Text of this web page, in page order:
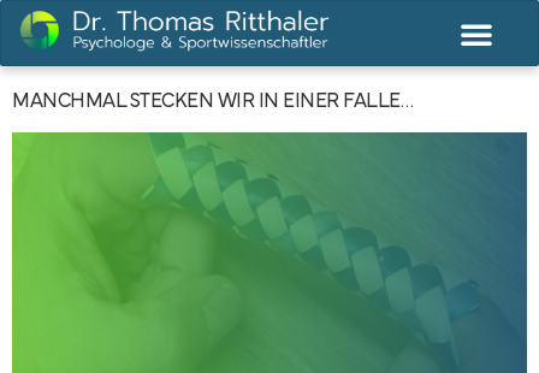
MANCHMAL STECKEN WIR IN EINER FALLE…